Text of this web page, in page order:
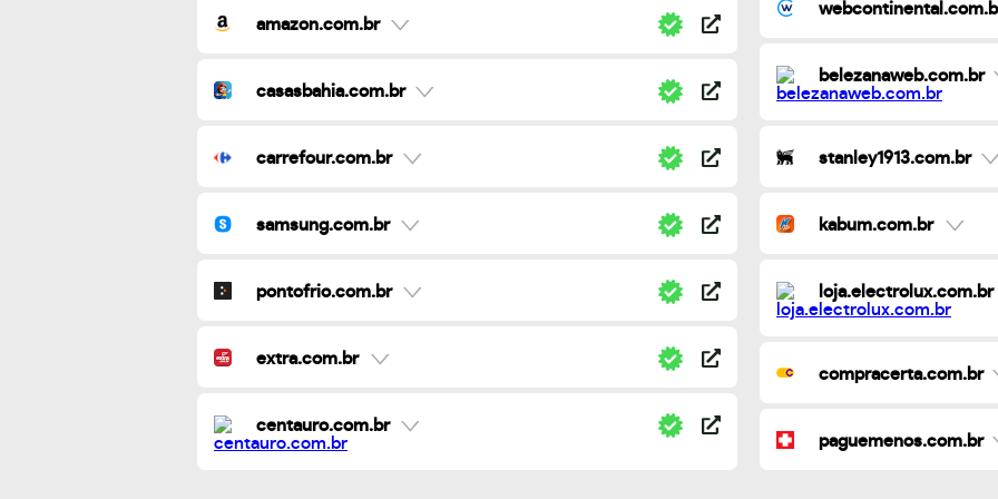
amazon.com.br
casasbahia.com.br
carrefour.com.br
samsung.com.br
pontofrio.com.br
extra.com.br
centauro.com.br
belezanaweb.com.br
stanley1913.com.br
kabum.com.br
loja.electrolux.com.br
compracerta.com.br
paguemenos.com.br